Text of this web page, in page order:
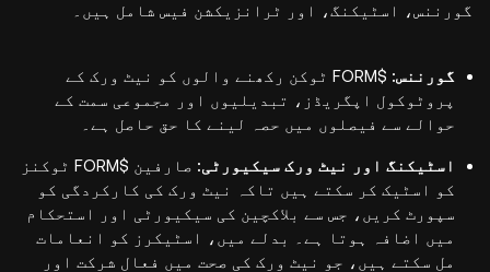
گورننس، اسٹیکنگ، اور ٹرانزیکشن فیس شامل ہیں۔
گورننس:
$FORM ٹوکن رکھنے والوں کو نیٹ ورک کے
پروٹوکول اپگریڈز، تبدیلیوں اور مجموعی سمت کے
حوالے سے فیصلوں میں حصہ لینے کا حق حاصل ہے۔
اسٹیکنگ اور نیٹ ورک سیکیورٹی:
صارفین $FORM ٹوکنز
کو اسٹیک کر سکتے ہیں تاکہ نیٹ ورک کی کارکردگی کو
سپورٹ کریں، جس سے بلاکچین کی سیکیورٹی اور استحکام
میں اضافہ ہوتا ہے۔ بدلے میں، اسٹیکرز کو انعامات
مل سکتے ہیں، جو نیٹ ورک کی صحت میں فعال شرکت اور